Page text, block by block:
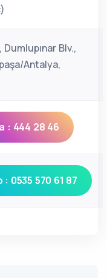
Blv.,
Antalya,
: 444 28 46
0535 570 61 87